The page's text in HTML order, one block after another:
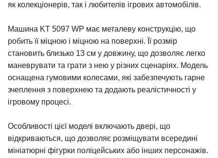
як колекціонерів, так і любителів ігрових автомобілів.
Машина KT 5097 WP має металеву конструкцію, що
робить її міцною і міцною на поверхні. Її розмір
становить близько 13 см у довжину, що дозволяє легко
маневрувати та грати з нею у різних сценаріях. Модель
оснащена гумовими колесами, які забезпечують гарне
зчеплення з поверхнею та додають реалістичності у
ігровому процесі.
Особливості цієї моделі включають двері, що
відкриваються, що дозволяє розміщувати всередині
мініатюрні фігурки поліцейських або інших персонажів.